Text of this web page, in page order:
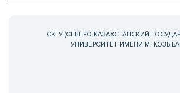
СКГУ (СЕВЕРО-КАЗАХСТАНСКИЙ
УНИВЕРСИТЕТ ИМЕНИ М.